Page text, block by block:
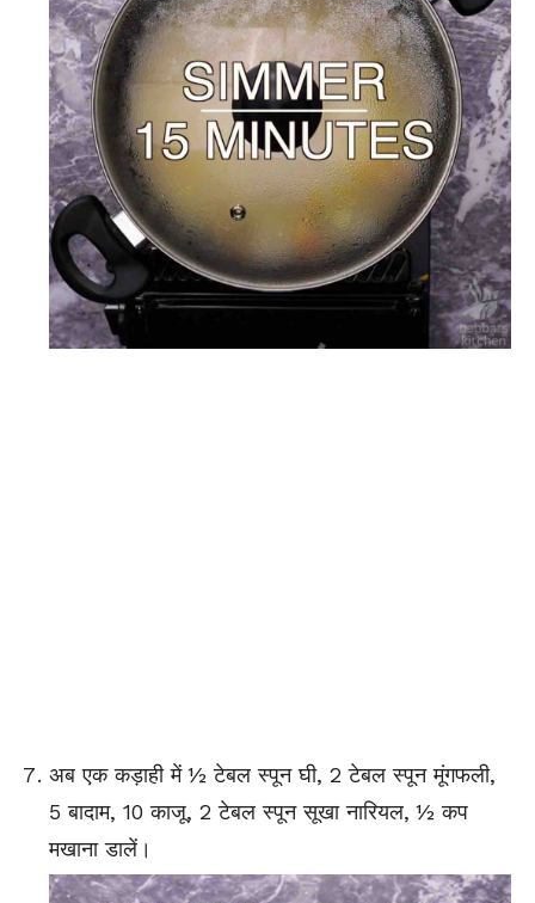
अब एक कड़ाही में ½ टेबल स्पून घी, 2 टेबल स्पून मूंगफली,
5 बादाम, 10 काजू, 2 टेबल स्पून सूखा नारियल, ½ कप
मखाना डालें।